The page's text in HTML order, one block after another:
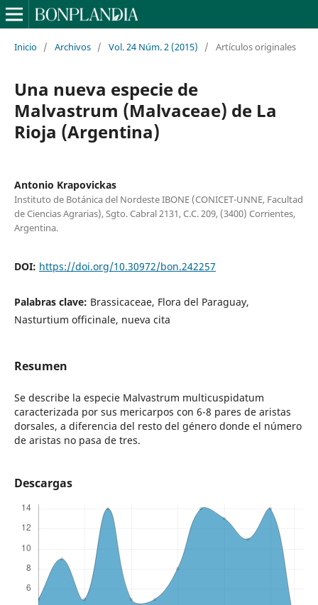
Inicio / Archivos / Vol. 24 Núm. 2 (2015) / Artículos originales
Una nueva especie de
Malvastrum (Malvaceae) de La
Rioja (Argentina)
Antonio Krapovickas
Instituto de Botánica del Nordeste IBONE (CONICET-UNNE, Facultad
de Ciencias Agrarias), Sgto. Cabral 2131, C.C. 209, (3400) Corrientes,
Argentina.
DOI: https://doi.org/10.30972/bon.242257
Palabras clave: Brassicaceae, Flora del Paraguay,
Nasturtium officinale, nueva cita
Resumen
Se describe la especie Malvastrum multicuspidatum
caracterizada por sus mericarpos con 6-8 pares de aristas
dorsales, a diferencia del resto del género donde el número
de aristas no pasa de tres.
Descargas